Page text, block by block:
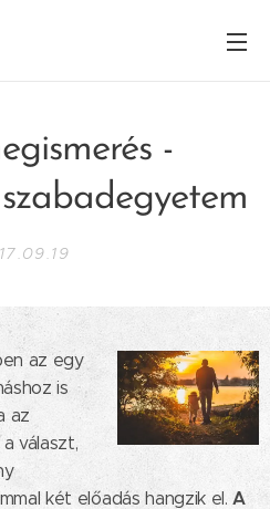
-
az egy
is
az
választ,
két előadás hangzik el.A